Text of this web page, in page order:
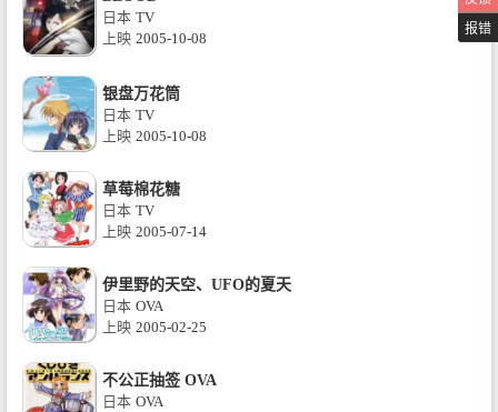
日本 TV
上映 2005-10-08
银盘万花筒
日本 TV
上映 2005-10-08
草莓棉花糖
日本 TV
上映 2005-07-14
伊里野的天空、UFO的夏天
日本 OVA
上映 2005-02-25
不公正抽签 OVA
日本 OVA
报错